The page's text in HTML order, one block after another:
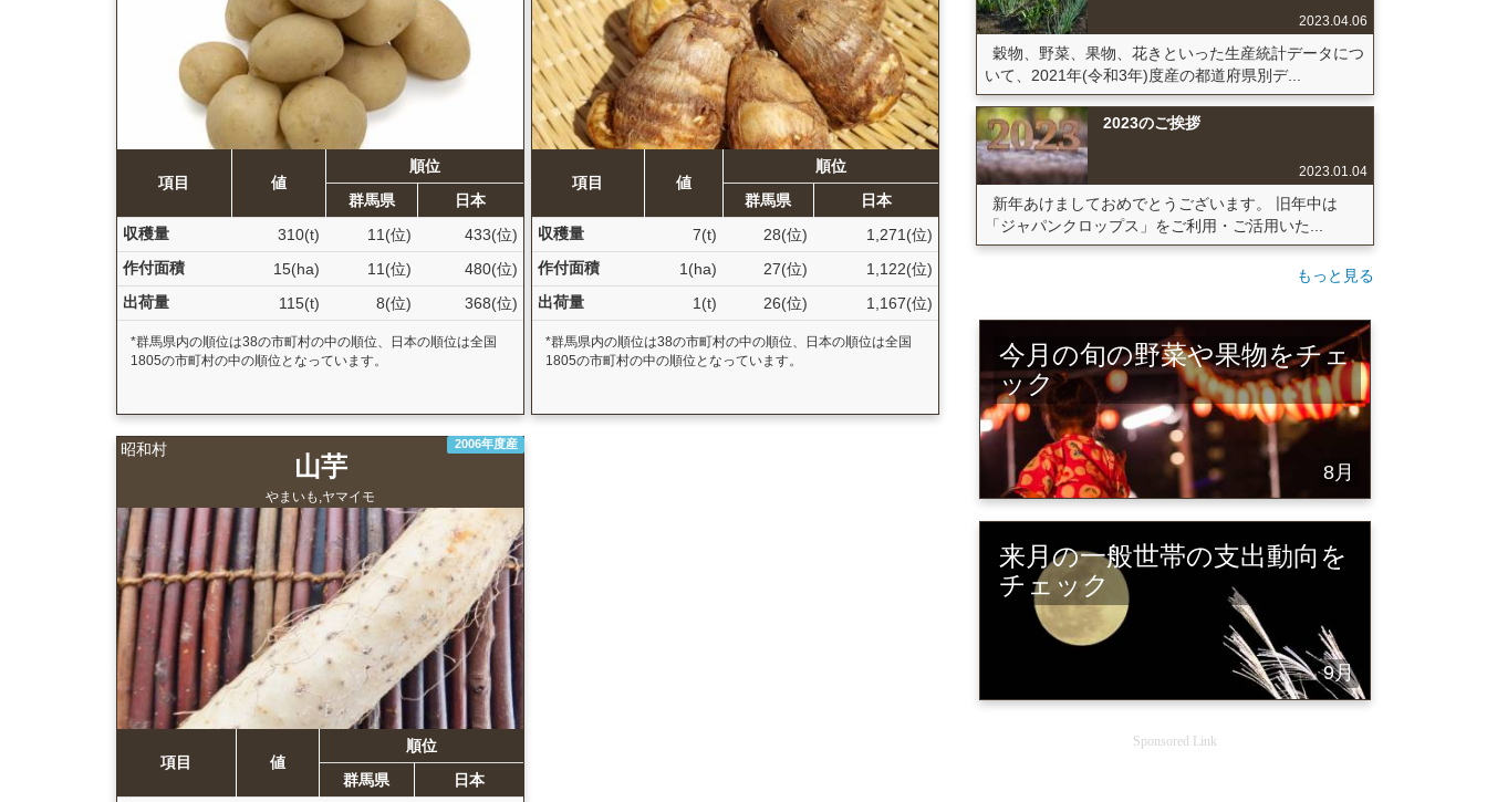
項目 値
順位
群馬県
日本
収穫量
310(t) 11(位)
433(位)
作付面積
15(ha) 11(位)
480(位)
出荷量
115(t) 8(位) 368(位)
*群馬県内の順位は38の市町村の中の順位、日本の順位は全国
1805の市町村の中の順位となっています。
項目 値
順位
群馬県
日本
収穫量
7(t) 28(位)
1,271(位)
作付面積
1(ha) 27(位)
1,122(位)
出荷量
1(t) 26(位) 1,167(位)
*群馬県内の順位は38の市町村の中の順位、日本の順位は全国
1805の市町村の中の順位となっています。
昭和村 2006年度産
山芋
やまいも,ヤマイモ
項目 値
順位
群馬県
日本
2023.04.06
穀物、野菜、果物、花きといった生産統計データにつ
いて、2021年(令和3年)度産の都道府県別デ...
2023のご挨拶
2023.01.04
新年あけましておめでとうございます。 旧年中は
「ジャパンクロップス」をご利用・ご活用いた...
もっと見る
今月の旬の野菜や果物をチェ
ック
8月
来月の一般世帯の支出動向を
チェック
9月
Sponsored Link